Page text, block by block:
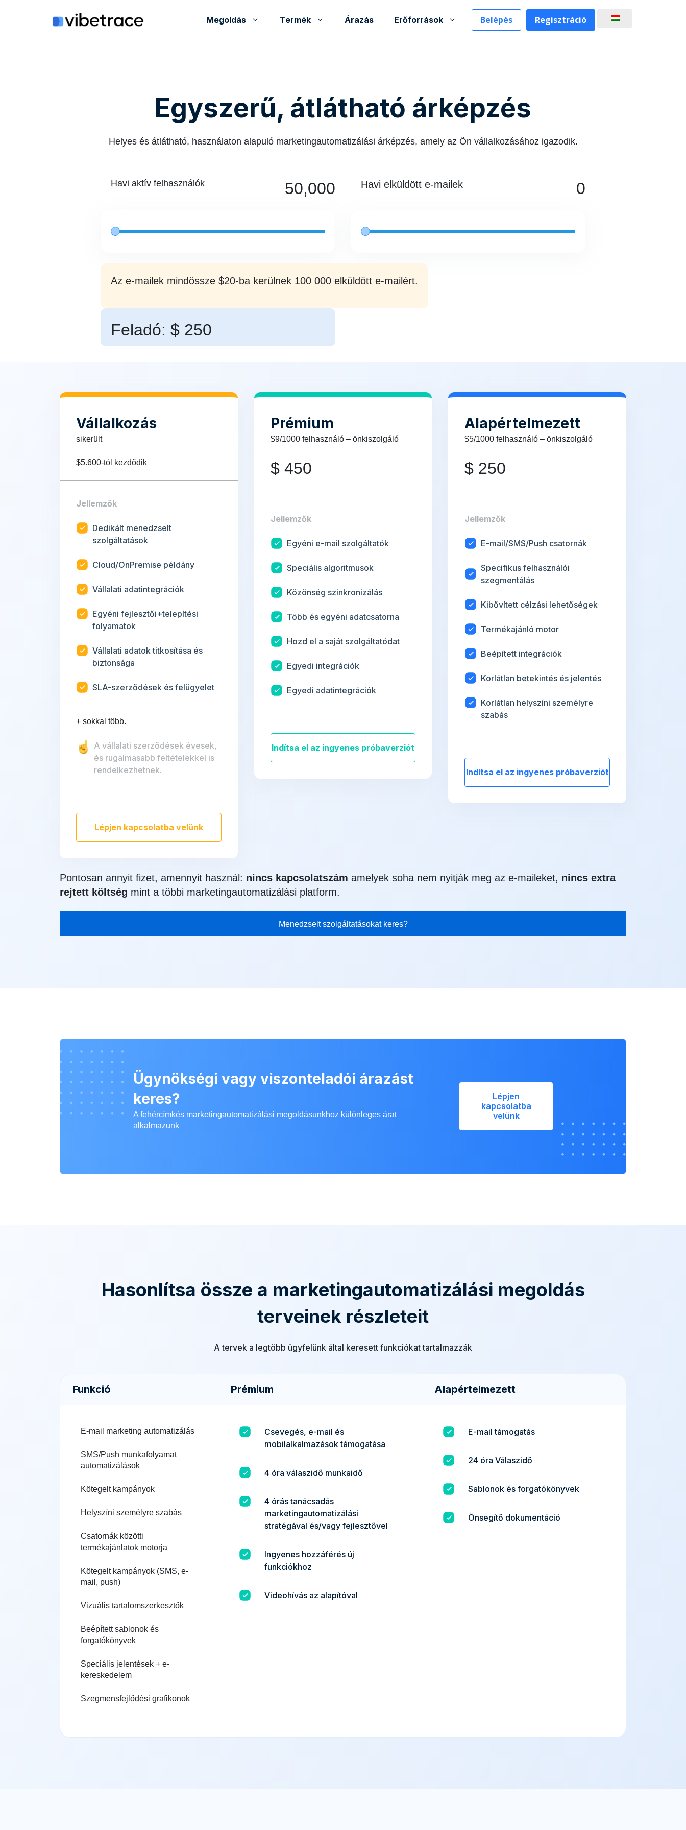
Megoldás Termék Árazás Erőforrások Belépés Regisztráció
Egyszerű, átlátható árképzés
Helyes és átlátható, használaton alapuló marketingautomatizálási árképzés, amely az Ön vállalkozásához igazodik.
Havi aktív felhasználók 50,000 Havi elküldött e-mailek 0
Az e-mailek mindössze $20-ba kerülnek 100 000 elküldött e-mailért.
Feladó: $ 250
Vállalkozás
sikerült
$5.600-tól kezdődik
Jellemzők
Dedikált menedzselt
szolgáltatások
Cloud/OnPremise példány
Vállalati adatintegrációk
Egyéni fejlesztői+telepítési
folyamatok
Vállalati adatok titkosítása és
biztonsága
SLA-szerződések és felügyelet
+ sokkal több.
A vállalati szerződések évesek,
és rugalmasabb feltételekkel is
rendelkezhetnek.
Lépjen kapcsolatba velünk
Prémium
$9/1000 felhasználó – önkiszolgáló
$ 450
Jellemzők
Egyéni e-mail szolgáltatók
Speciális algoritmusok
Közönség szinkronizálás
Több és egyéni adatcsatorna
Hozd el a saját szolgáltatódat
Egyedi integrációk
Egyedi adatintegrációk
Indítsa el az ingyenes próbaverziót
Alapértelmezett
$5/1000 felhasználó – önkiszolgáló
$ 250
Jellemzők
E-mail/SMS/Push csatornák
Specifikus felhasználói
szegmentálás
Kibővített célzási lehetőségek
Termékajánló motor
Beépített integrációk
Korlátlan betekintés és jelentés
Korlátlan helyszíni személyre
szabás
Indítsa el az ingyenes próbaverziót
Pontosan annyit fizet, amennyit használ: nincs kapcsolatszám amelyek soha nem nyitják meg az e-maileket, nincs extra
rejtett költség mint a többi marketingautomatizálási platform.
Menedzselt szolgáltatásokat keres?
Ügynökségi vagy viszonteladói árazást
keres?
A fehércímkés marketingautomatizálási megoldásunkhoz különleges árat
alkalmazunk
Lépjen
kapcsolatba
velünk
Hasonlítsa össze a marketingautomatizálási megoldás
terveinek részleteit
A tervek a legtöbb ügyfelünk által keresett funkciókat tartalmazzák
Funkció Prémium Alapértelmezett
E-mail marketing automatizálás
SMS/Push munkafolyamat
automatizálások
Kötegelt kampányok
Helyszíni személyre szabás
Csatornák közötti
termékajánlatok motorja
Kötegelt kampányok (SMS, e-
mail, push)
Vizuális tartalomszerkesztők
Beépített sablonok és
forgatókönyvek
Speciális jelentések + e-
kereskedelem
Szegmensfejlődési grafikonok
Csevegés, e-mail és
mobilalkalmazások támogatása
4 óra válaszidő munkaidő
4 órás tanácsadás
marketingautomatizálási
stratégával és/vagy fejlesztővel
Ingyenes hozzáférés új
funkciókhoz
Videohívás az alapítóval
E-mail támogatás
24 óra Válaszidő
Sablonok és forgatókönyvek
Önsegítő dokumentáció